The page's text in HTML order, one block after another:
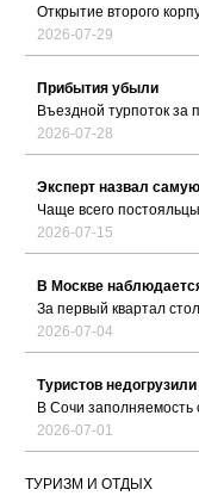
Открытие второго
2026-07-29
Прибытия убыли
Въездной турпоток за
2026-07-28
Эксперт назвал
Чаще всего
2026-07-15
В Москве
За первый квартал
2026-07-04
Туристов недогрузили
В Сочи заполняемость
2026-07-01
ТУРИЗМ И ОТДЫХ